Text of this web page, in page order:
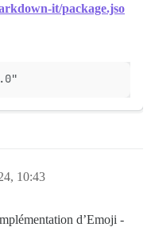
it/package.jso
10:43
d’Emoji -